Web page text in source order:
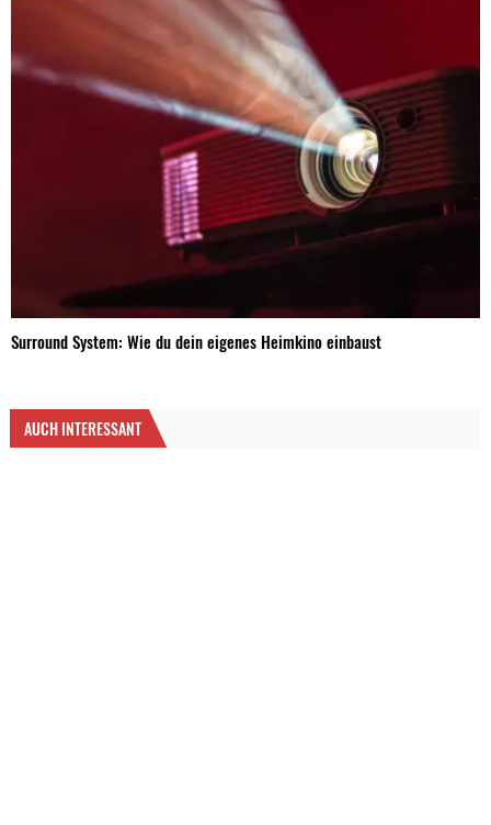
Surround System: Wie du dein eigenes Heimkino einbaust
AUCH INTERESSANT